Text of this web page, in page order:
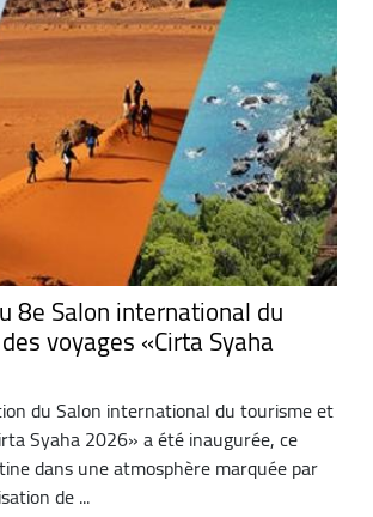
8e Salon international du
voyages «Cirta Syaha
du Salon international du tourisme et
Syaha 2026» a été inaugurée, ce
dans une atmosphère marquée par
de ...